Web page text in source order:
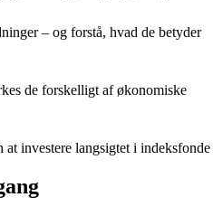
– og forstå, hvad de betyder
de forskelligt af økonomiske
investere langsigtet i indeksfonde